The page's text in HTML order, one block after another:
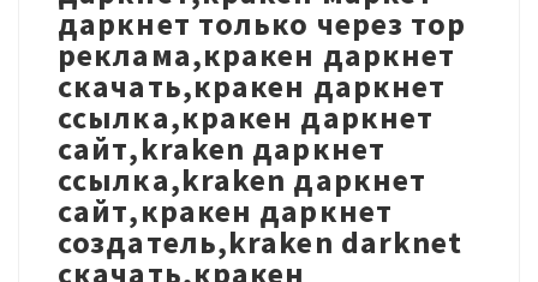
даркнет только через тор
реклама,кракен даркнет
скачать,кракен даркнет
ссылка,кракен даркнет
сайт,kraken даркнет
ссылка,kraken даркнет
сайт,кракен даркнет
создатель,kraken darknet
скачать,кракен